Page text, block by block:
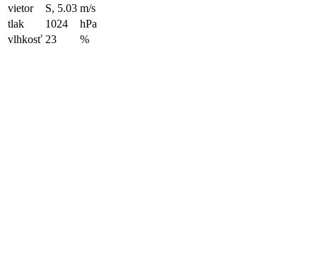
vietor
S, 5.03 m/s
tlak
1024
hPa
vlhkosť 23 %